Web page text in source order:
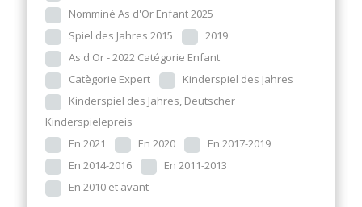
Nomminé As d'Or Enfant 2025
Spiel des Jahres 2015
2019
As d'Or - 2022 Catégorie Enfant
Catègorie Expert
Kinderspiel des Jahres
Kinderspiel des Jahres, Deutscher
Kinderspielepreis
En 2021
En 2020
En 2017-2019
En 2014-2016
En 2011-2013
En 2010 et avant